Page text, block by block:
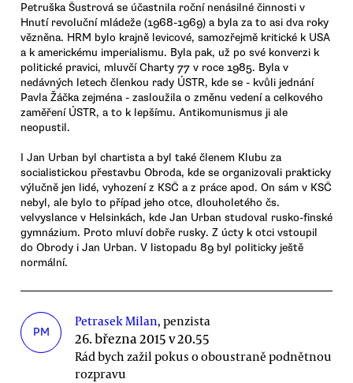
Petruška Šustrová se účastnila roční nenásilné činnosti v
Hnutí revoluční mládeže (1968-1969) a byla za to asi dva roky
vězněna. HRM bylo krajně levicové, samozřejmě kritické k USA
a k americkému imperialismu. Byla pak, už po své konverzi k
politické pravici, mluvčí Charty 77 v roce 1985. Byla v
nedávných letech členkou rady ÚSTR, kde se - kvůli jednání
Pavla Žáčka zejména - zasloužila o změnu vedení a celkového
zaměření ÚSTR, a to k lepšímu. Antikomunismus ji ale
neopustil.
I Jan Urban byl chartista a byl také členem Klubu za
socialistickou přestavbu Obroda, kde se organizovali prakticky
výlučně jen lidé, vyhození z KSČ a z práce apod. On sám v KSČ
nebyl, ale bylo to případ jeho otce, dlouholetého čs.
velvyslance v Helsinkách, kde Jan Urban studoval rusko-finské
gymnázium. Proto mluví dobře rusky. Z úcty k otci vstoupil
do Obrody i Jan Urban. V listopadu 89 byl politicky ještě
normální.
PM
Petrasek Milan, penzista
26. března 2015 v 20.55
Rád bych zažil pokus o oboustraně podnětnou
rozpravu